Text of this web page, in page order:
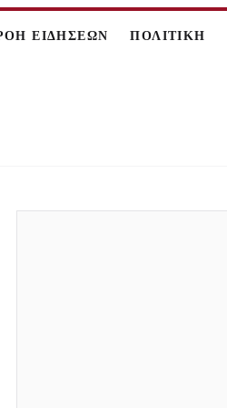
ΕΙΔΗΣΕΩΝ ΠΟΛΙΤΙΚΗ